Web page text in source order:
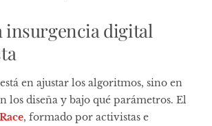
insurgencia digital
en ajustar los algoritmos, sino en
los diseña y bajo qué parámetros. El
, formado por activistas e